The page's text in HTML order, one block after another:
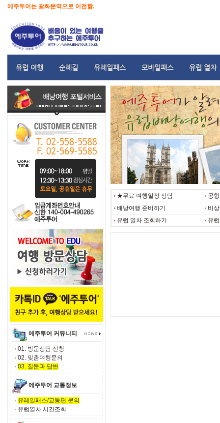
에주투어는 광화문역으로 이전함.
유럽 여행 순례길 유레일패스 모바일패스 유럽 열차
에주투어 커뮤니티
01. 방문상담 신청
02. 맞춤여행문의
03. 질문과 답변
에주투어 교통정보
유레일패스/교통편 문의
유럽열차 시간조회
★무료 여행일정 상담
공
배낭여행 준비하기
비
유럽 열차 조회하기
유